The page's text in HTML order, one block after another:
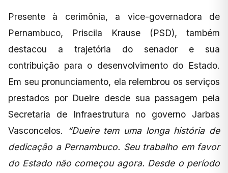
Presente à cerimônia, a vice-governadora de
Pernambuco, Priscila Krause (PSD), também
destacou a trajetória do senador e sua
contribuição para o desenvolvimento do Estado.
Em seu pronunciamento, ela relembrou os serviços
prestados por Dueire desde sua passagem pela
Secretaria de Infraestrutura no governo Jarbas
Vasconcelos.
“Dueire tem uma longa história de
dedicação a Pernambuco. Seu trabalho em favor
do Estado não começou agora. Desde o período